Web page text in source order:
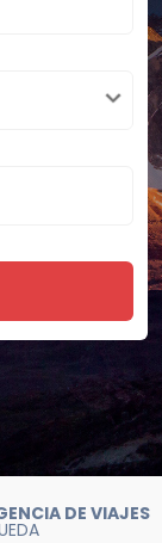
DE VIAJES